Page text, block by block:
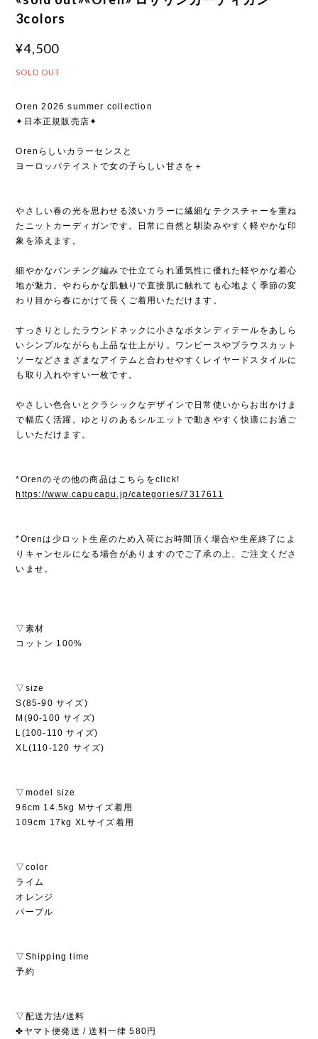
3colors
¥4,500
SOLD OUT
Oren 2026 summer collection
✦日本正規販売店✦
Orenらしいカラーセンスと
ヨーロッパテイストで女の子らしい甘さを＋
やさしい春の光を思わせる淡いカラーに繊細なテクスチャーを重ね
たニットカーディガンです。日常に自然と馴染みやすく軽やかな印
象を添えます。
細やかなパンチング編みで仕立てられ通気性に優れた軽やかな着心
地が魅力。やわらかな肌触りで直接肌に触れても心地よく季節の変
わり目から春にかけて長くご着用いただけます。
すっきりとしたラウンドネックに小さなボタンディテールをあしら
いシンプルながらも上品な仕上がり。ワンピースやブラウスカット
ソーなどさまざまなアイテムと合わせやすくレイヤードスタイルに
も取り入れやすい一枚です。
やさしい色合いとクラシックなデザインで日常使いからお出かけま
で幅広く活躍。ゆとりのあるシルエットで動きやすく快適にお過ご
しいただけます。
*Orenのその他の商品はこちらをclick!
https://www.capucapu.jp/categories/7317611
*Orenは少ロット生産のため入荷にお時間頂く場合や生産終了によ
りキャンセルになる場合がありますのでご了承の上、ご注文くださ
いませ。
▽素材
コットン 100%
▽size
S(85-90 サイズ)
M(90-100 サイズ)
L(100-110 サイズ)
XL(110-120 サイズ)
▽model size
96cm 14.5kg Mサイズ着用
109cm 17kg XLサイズ着用
▽color
ライム
オレンジ
パープル
▽Shipping time
予約
▽配送方法/送料
✤ヤマト便発送 / 送料一律 580円